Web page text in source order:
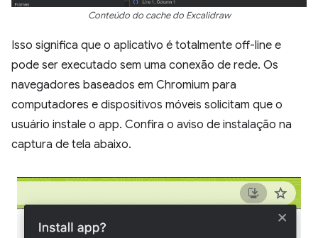
Conteúdo do cache do Excalidraw
Isso significa que o aplicativo é totalmente off-line e
pode ser executado sem uma conexão de rede. Os
navegadores baseados em Chromium para
computadores e dispositivos móveis solicitam que o
usuário instale o app. Confira o aviso de instalação na
captura de tela abaixo.